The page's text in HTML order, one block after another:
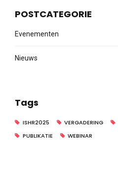
POSTCATEGORIE
Evenementen
Nieuws
Tags
ISHR2025 VERGADERING
PUBLIKATIE
WEBINAR